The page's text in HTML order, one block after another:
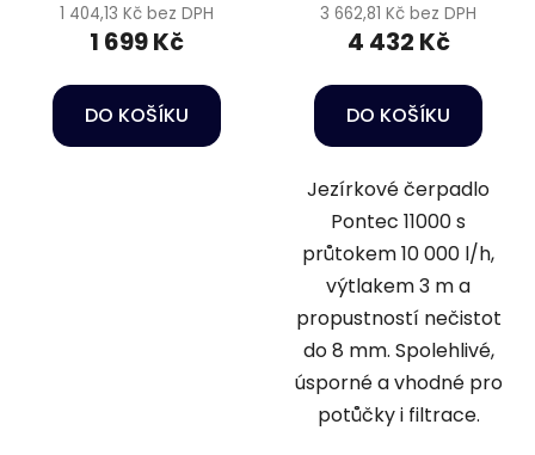
1 404,13 Kč bez DPH
1 699 Kč
DO KOŠÍKU
3 662,81 Kč bez DPH
4 432 Kč
DO KOŠÍKU
Jezírkové čerpadlo
Pontec 11000 s
průtokem 10 000 l/h,
výtlakem 3 m a
propustností nečistot
do 8 mm. Spolehlivé,
úsporné a vhodné pro
potůčky i filtrace.